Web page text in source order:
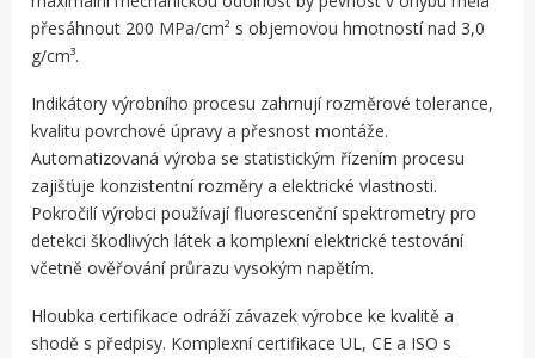
přesáhnout 200 MPa/cm² s objemovou hmotností nad 3,0
g/cm³.
Indikátory výrobního procesu zahrnují rozměrové tolerance,
kvalitu povrchové úpravy a přesnost montáže.
Automatizovaná výroba se statistickým řízením procesu
zajišťuje konzistentní rozměry a elektrické vlastnosti.
Pokročilí výrobci používají fluorescenční spektrometry pro
detekci škodlivých látek a komplexní elektrické testování
včetně ověřování průrazu vysokým napětím.
Hloubka certifikace odráží závazek výrobce ke kvalitě a
shodě s předpisy. Komplexní certifikace UL, CE a ISO s